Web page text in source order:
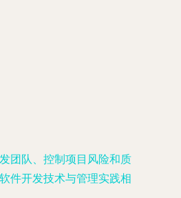
团队、控制项目风险和质
件开发技术与管理实践相